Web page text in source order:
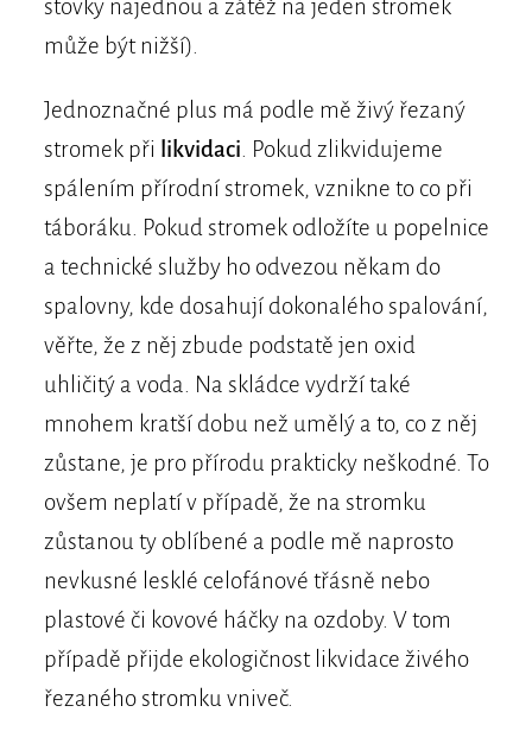
stovky najednou a zátěž na jeden stromek
může být nižší).
Jednoznačné plus má podle mě živý řezaný
stromek při likvidaci . Pokud zlikvidujeme
spálením přírodní stromek, vznikne to co při
táboráku. Pokud stromek odložíte u popelnice
a technické služby ho odvezou někam do
spalovny, kde dosahují dokonalého spalování,
věřte, že z něj zbude podstatě jen oxid
uhličitý a voda. Na skládce vydrží také
mnohem kratší dobu než umělý a to, co z něj
zůstane, je pro přírodu prakticky neškodné. To
ovšem neplatí v případě, že na stromku
zůstanou ty oblíbené a podle mě naprosto
nevkusné lesklé celofánové třásně nebo
plastové či kovové háčky na ozdoby. V tom
případě přijde ekologičnost likvidace živého
řezaného stromku vniveč.